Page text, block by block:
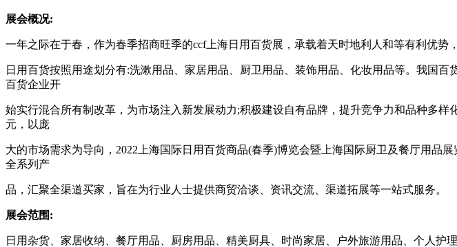
展会概况:
一年之际在于春，作为春季招商旺季的ccf上海日用百货展，承载着天时地利人和等有利优势
日用百货按照用途划分有:洗漱用品、家居用品、厨卫用品、装饰用品、化妆用品等。我国
百货企业开
始实行混合所有制改革，为市场注入新发展动力;积极建设自有品牌，提升竞争力和品种多
元，以庞
大的市场需求为导向，2022上海国际日用百货商品(春季)博览会暨上海国际厨卫及餐厅用品
全系列产
品，汇聚全渠道买家，旨在为行业人士提供商贸洽谈、资讯交流、渠道拓展等一站式服务。
展会范围:
日用杂货、家居收纳、餐厅用品、厨房用品、精美厨具、时尚家居、户外旅游用品、个人